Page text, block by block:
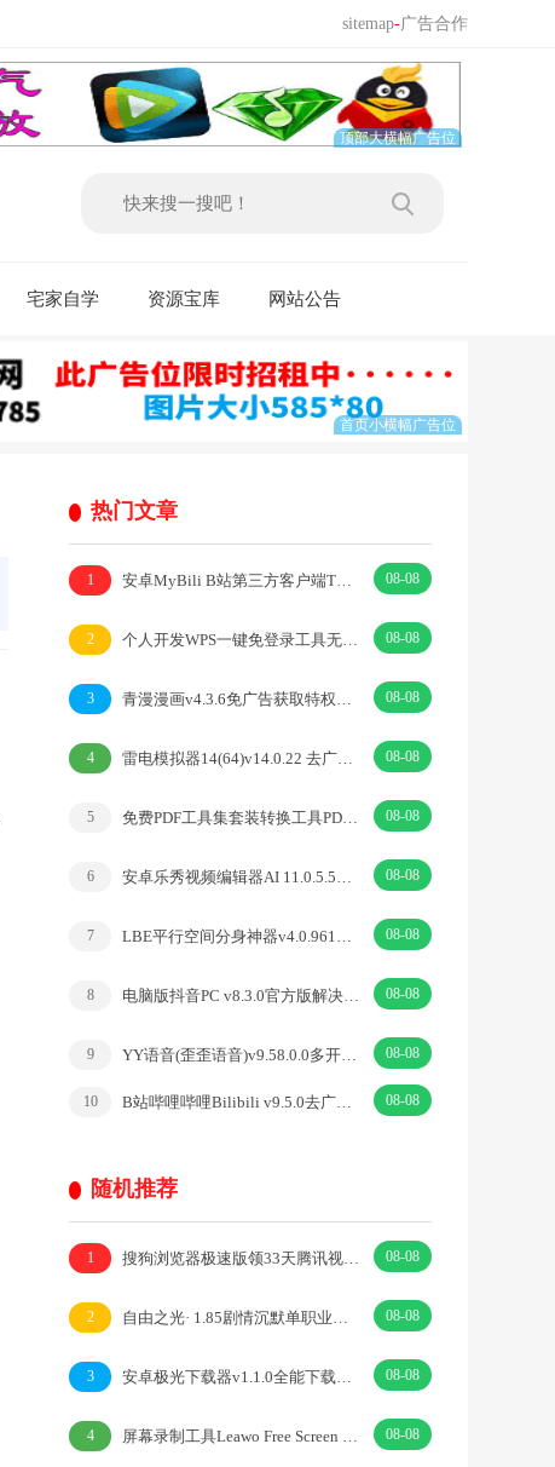
sitemap-广告合作
宅家自学 资源宝库 网站公告
热门文章
1 安卓MyBili B站第三方客户端TV版v1.6.9 08-08
2 个人开发WPS一键免登录工具无需登录账号 08-08
3 青漫漫画v4.3.6免广告获取特权重制修复版 08-08
4 雷电模拟器14(64)v14.0.22 去广告绿色纯净版 08-08
5 免费PDF工具集套装转换工具PDFgear v2.1.18 08-08
6 安卓乐秀视频编辑器AI 11.0.5.5去广告解锁VIP版 08-08
7 LBE平行空间分身神器v4.0.9612解锁vip专业版 08-08
8 电脑版抖音PC v8.3.0官方版解决网页切换烦恼 08-08
9 YY语音(歪歪语音)v9.58.0.0多开去广告绿色版 08-08
10 B站哔哩哔哩Bilibili v9.5.0去广告内置漫游模块版 08-08
随机推荐
1 搜狗浏览器极速版领33天腾讯视频会员 08-08
2 自由之光· 1.85剧情沉默单职业传奇，无需充值，白嫖通关·|免费版·RPG 08-08
3 安卓极光下载器v1.1.0全能下载管理磁力工具 08-08
4 屏幕录制工具Leawo Free Screen v1.0.0绿色版 08-08